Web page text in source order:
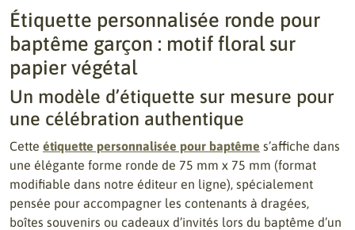
Étiquette personnalisée ronde pour
baptême garçon : motif floral sur
papier végétal
Un modèle d’étiquette sur mesure pour
une célébration authentique
Cette étiquette personnalisée pour baptême s’affiche dans
une élégante forme ronde de 75 mm x 75 mm (format
modifiable dans notre éditeur en ligne), spécialement
pensée pour accompagner les contenants à dragées,
boîtes souvenirs ou cadeaux d’invités lors du baptême d’un